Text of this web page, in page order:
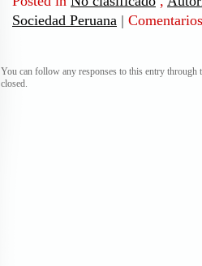
Sociedad Peruana |
You can follow any responses to this entry through
closed.